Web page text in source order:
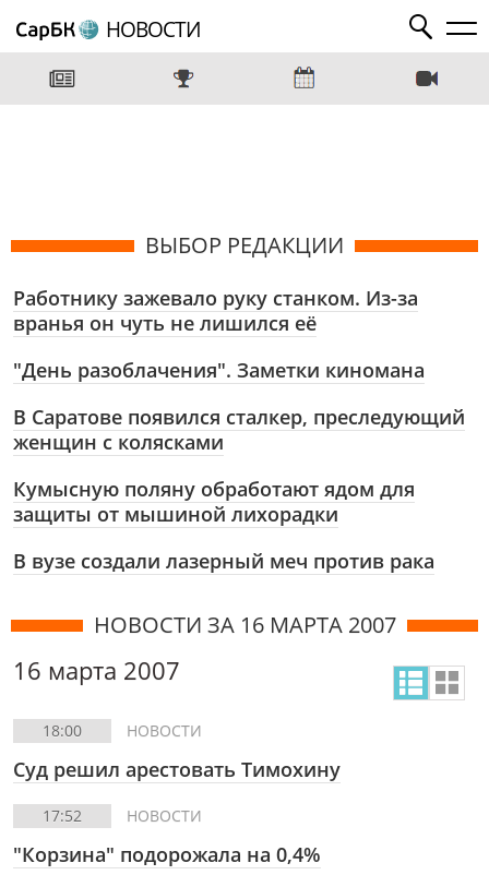
НОВОСТИ
ВЫБОР РЕДАКЦИИ
Работнику зажевало руку станком. Из-за
вранья он чуть не лишился её
"День разоблачения". Заметки киномана
В Саратове появился сталкер, преследующий
женщин с колясками
Кумысную поляну обработают ядом для
защиты от мышиной лихорадки
В вузе создали лазерный меч против рака
НОВОСТИ ЗА 16 МАРТА 2007
16 марта 2007
18:00 НОВОСТИ
Суд решил арестовать Тимохину
17:52 НОВОСТИ
"Корзина" подорожала на 0,4%